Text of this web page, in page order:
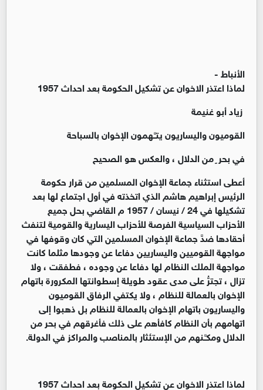
الأنباط -
لماذا اعتذر الاخوان عن تشكيل الحكومة بعد احداث 1957
زياد أبو غنيمة
القوميون واليساريون يتـَّـهمون الإخوان بالسباحة
في بحر ٍ من الدلال ، والعكس هو الصحيح
أعطى استثناء جماعة الإخوان المسلمين من قرار حكومة
الرئيس إبراهيم هاشم الذي اتخذته في أول اجتماع لها بعد
تشكيلها في 24 / نيسان / 1957 م القاضي بحل جميع
الأحزاب السياسية الفرصة للأحزاب اليسارية والقومية لتنفث
أحقادها ضدَّ جماعة الإخوان المسلمين التي كان وقوفها في
مواجهة القوميين واليساريين دفاعا عن وجودها مثلما كانت
مواجهة الملك النظام لها دفاعا عن وجوده ، فطفقت ، ولا
تزال ، تجترُّ على مدى عقود طويلة إسطوانتها المكرورة باتهام
الإخوان بالعمالة للنظام ، ولا يكتفي الرفاق القوميون
واليساريون باتهام الإخوان بالعمالة للنظام بل ذهبوا إلى
اتهامهم بأن النظام كافأهم على ذلك فأغرقهم في بحر من
الدلال ومكـَّـنهم من الإستئثار بالمناصب والمراكز في الدولة.
لماذا اعتذر الاخوان عن تشكيل الحكومة بعد احداث 1957